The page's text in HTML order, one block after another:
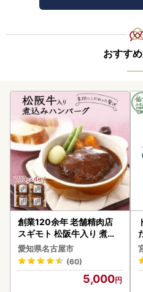
おすす
創業120余年 老舗精肉店
スギモト 松阪牛入り 煮込
み ハンバーグ 110g×4枚
惣菜 お取り寄せ グルメ ハ
ンバーグ 冷凍
愛知県名古屋市
(60)
5,000